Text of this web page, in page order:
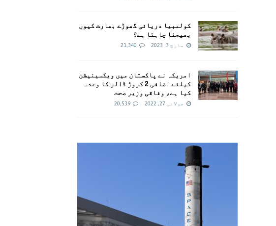
کولمبیا دریائی گھوڑے بھارت کیوں
بھیجنا چاہتا ہے؟
مارچ 3, 2023 21,340
امريکہ نے پاکستان میں ویکسینیشن
کیلئے اضافی 2 کروڑ ڈالر کا وعدہ
کیا ہے، وفاقی وزیر صحت
جولائی 27, 2022 20,539